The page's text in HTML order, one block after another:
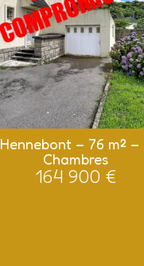
Hennebont – 76 m² –
Chambres
164 900 €